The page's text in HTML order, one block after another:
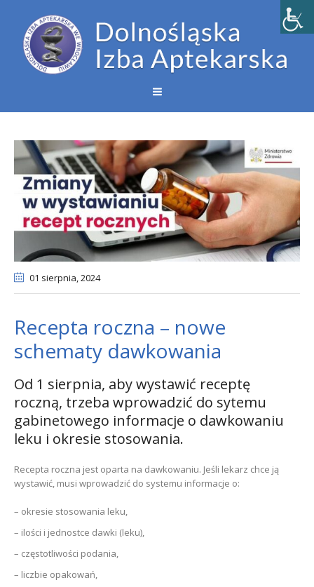
01 sierpnia, 2024
Recepta roczna – nowe
schematy dawkowania
Od 1 sierpnia, aby wystawić receptę
roczną, trzeba wprowadzić do sytemu
gabinetowego informacje o dawkowaniu
leku i okresie stosowania.
Recepta roczna jest oparta na dawkowaniu. Jeśli lekarz chce ją
wystawić, musi wprowadzić do systemu informacje o:
– okresie stosowania leku,
– ilości i jednostce dawki (leku),
– częstotliwości podania,
– liczbie opakowań,